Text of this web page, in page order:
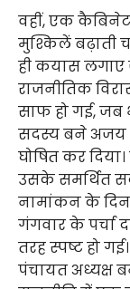
वहीं, एक कैबिनेट
मुश्किलें बढ़ाती
ही कयास लगाए
राजनीतिक
साफ हो गई, जब
सदस्य बने अजय
घोषित कर
उसके समर्थित
नामांकन के दिन
गंगवार के पर्चा
तरह स्पष्ट हो
पंचायत अध्यक्ष